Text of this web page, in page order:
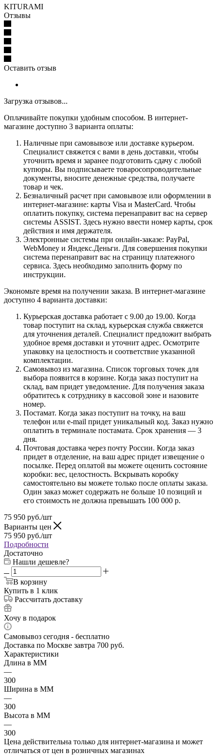
KITURAMI
Отзывы
Оставить отзыв
Загрузка отзывов...
Оплачивайте покупки удобным способом. В интернет-
магазине доступно 3 варианта оплаты:
Наличные при самовывозе или доставке курьером.
Специалист свяжется с вами в день доставки, чтобы
уточнить время и заранее подготовить сдачу с любой
купюры. Вы подписываете товаросопроводительные
документы, вносите денежные средства, получаете
товар и чек.
Безналичный расчет при самовывозе или оформлении в
интернет-магазине: карты Visa и MasterCard. Чтобы
оплатить покупку, система перенаправит вас на сервер
системы ASSIST. Здесь нужно ввести номер карты, срок
действия и имя держателя.
Электронные системы при онлайн-заказе: PayPal,
WebMoney и Яндекс.Деньги. Для совершения покупки
система перенаправит вас на страницу платежного
сервиса. Здесь необходимо заполнить форму по
инструкции.
Экономьте время на получении заказа. В интернет-магазине
доступно 4 варианта доставки:
Курьерская доставка работает с 9.00 до 19.00. Когда
товар поступит на склад, курьерская служба свяжется
для уточнения деталей. Специалист предложит выбрать
удобное время доставки и уточнит адрес. Осмотрите
упаковку на целостность и соответствие указанной
комплектации.
Самовывоз из магазина. Список торговых точек для
выбора появится в корзине. Когда заказ поступит на
склад, вам придет уведомление. Для получения заказа
обратитесь к сотруднику в кассовой зоне и назовите
номер.
Постамат. Когда заказ поступит на точку, на ваш
телефон или e-mail придет уникальный код. Заказ нужно
оплатить в терминале постамата. Срок хранения — 3
дня.
Почтовая доставка через почту России. Когда заказ
придет в отделение, на ваш адрес придет извещение о
посылке. Перед оплатой вы можете оценить состояние
коробки: вес, целостность. Вскрывать коробку
самостоятельно вы можете только после оплаты заказа.
Один заказ может содержать не больше 10 позиций и
его стоимость не должна превышать 100 000 р.
75 950 руб./шт
Варианты цен
75 950 руб./шт
Подробности
Достаточно
Нашли дешевле?
В корзину
Купить в 1 клик
Рассчитать доставку
Хочу в подарок
Самовывоз сегодня - бесплатно
Доставка по Москве завтра 700 руб.
Характеристики
Длина в ММ
—
300
Ширина в ММ
—
300
Высота в ММ
—
300
Цена действительна только для интернет-магазина и может
отличаться от цен в розничных магазинах